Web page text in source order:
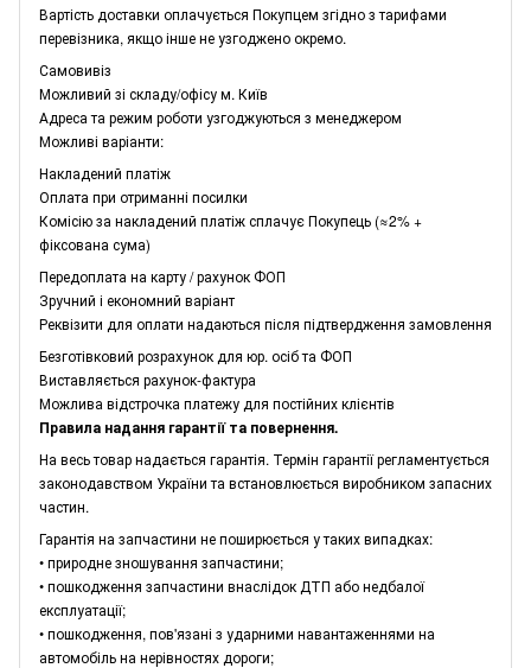
Вартість доставки оплачується Покупцем згідно з тарифами
перевізника, якщо інше не узгоджено окремо.
Самовивіз
Можливий зі складу/офісу м. Київ
Адреса та режим роботи узгоджуються з менеджером
Можливі варіанти:
Накладений платіж
Оплата при отриманні посилки
Комісію за накладений платіж сплачує Покупець (≈2% +
фіксована сума)
Передоплата на карту / рахунок ФОП
Зручний і економний варіант
Реквізити для оплати надаються після підтвердження замовлення
Безготівковий розрахунок для юр. осіб та ФОП
Виставляється рахунок-фактура
Можлива відстрочка платежу для постійних клієнтів
Правила надання гарантії та повернення.
На весь товар надається гарантія. Термін гарантії регламентується
законодавством України та встановлюється виробником запасних
частин.
Гарантія на запчастини не поширюється у таких випадках:
• природне зношування запчастини;
• пошкодження запчастини внаслідок ДТП або недбалої
експлуатації;
• пошкодження, пов'язані з ударними навантаженнями на
автомобіль на нерівностях дороги;